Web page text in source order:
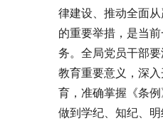
律建设、推动全面
的重要举措，是当
务。全局党员干部
教育重要意义，深
育，准确掌握《条例
做到学纪、知纪、